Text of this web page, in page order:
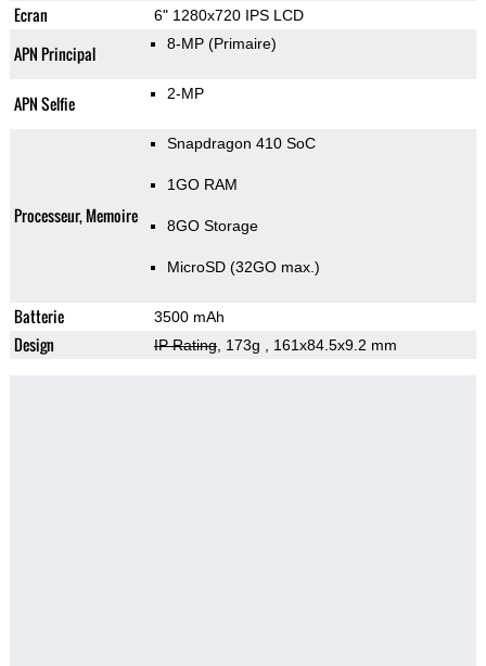
Ecran 6" 1280x720 IPS LCD
APN Principal 8-MP (Primaire)
APN Selfie 2-MP
Processeur, Memoire
Snapdragon 410 SoC
1GO RAM
8GO Storage
MicroSD (32GO max.)
Batterie 3500 mAh
Design IP Rating, 173g , 161x84.5x9.2 mm